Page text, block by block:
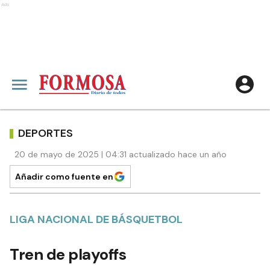
Ads
DEPORTES
20 de mayo de 2025 | 04:31 actualizado hace un año
Añadir como fuente en
LIGA NACIONAL DE BÁSQUETBOL
Tren de playoffs